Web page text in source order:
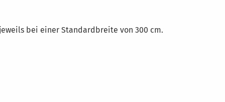
bei einer Standardbreite von 300 cm.